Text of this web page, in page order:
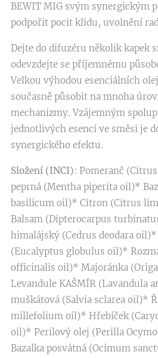
BEWIT MIG svým synergickým
podpořit pocit klidu, uvolnění
Dejte do difuzéru několik kapek
odevzdejte se příjemnému
Velkou výhodou esenciálních
současně působit na mnoha
mechanizmy. Vzájemným
jednotlivých esencí ve směsi je
synergického efektu.
Složení (INCI): Pomeranč
peprná (Mentha piperita oil)*
basilicum oil)* Citron (Citrus
Balsam (Dipterocarpus
himalájský (Cedrus deodara
(Eucalyptus globulus oil)*
officinalis oil)* Majoránka
Levandule KAŠMÍR (Lavandula
muškátová (Salvia sclarea oil)*
millefolium oil)* Hřebíček
oil)* Perilový olej (Perilla
Bazalka posvátná (Ocimum